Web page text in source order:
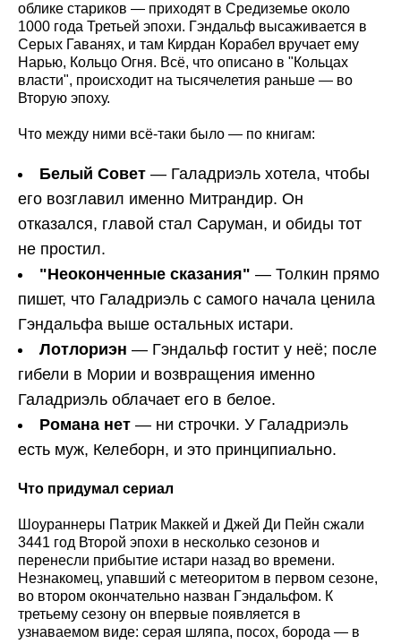
облике стариков — приходят в Средиземье около
1000 года Третьей эпохи. Гэндальф высаживается в
Серых Гаванях, и там Кирдан Корабел вручает ему
Нарью, Кольцо Огня. Всё, что описано в "Кольцах
власти", происходит на тысячелетия раньше — во
Вторую эпоху.
Что между ними всё-таки было — по книгам:
Белый Совет — Галадриэль хотела, чтобы
его возглавил именно Митрандир. Он
отказался, главой стал Саруман, и обиды тот
не простил.
"Неоконченные сказания" — Толкин прямо
пишет, что Галадриэль с самого начала ценила
Гэндальфа выше остальных истари.
Лотлориэн — Гэндальф гостит у неё; после
гибели в Мории и возвращения именно
Галадриэль облачает его в белое.
Романа нет — ни строчки. У Галадриэль
есть муж, Келеборн, и это принципиально.
Что придумал сериал
Шоураннеры Патрик Маккей и Джей Ди Пейн сжали
3441 год Второй эпохи в несколько сезонов и
перенесли прибытие истари назад во времени.
Незнакомец, упавший с метеоритом в первом сезоне,
во втором окончательно назван Гэндальфом. К
третьему сезону он впервые появляется в
узнаваемом виде: серая шляпа, посох, борода — в